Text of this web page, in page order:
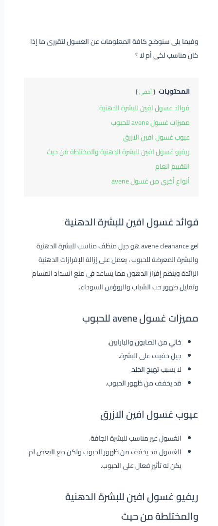
وفيما يلى سنوضح كافة المعلومات عن الغسول لتقررى ما إذا
كان مناسب لكى أم لا ؟
المحتويات أخفي
فوائد غسول افين للبشرة الدهنية
مميزات غسول avene للحبوب
عيوب غسول افين الازرق
ريفيو غسول افين للبشرة الدهنية والمختلطة من حيث
التقييم العام
أنواع أخرى من غسول avene
فوائد غسول افين للبشرة الدهنية
avene cleanance gel هو جيل منظف مناسب للبشرة الدهنية
والبشرة المعرضة للحبوب ، يعمل على إزالة الإفرازات الدهنية
الزائدة وينظم إفراز الدهون مما يساعد فى منع انسداد المسام
وتقليل ظهور حب الشباب والروؤس السوداء.
مميزات غسول avene للحبوب
خالي من الصابون والبارابين.
جيل خفيف على البشرة.
لا يسبب تهيج الجلد.
قد يخفف من ظهور الحبوب.
عيوب غسول افين الازرق
الغسول غير مناسب للبشرة الجافة.
الغسول قد يخفف من ظهور الحبوب ولكن مع البعض لم
يكن له تأثير فعال على الحبوب.
ريفيو غسول افين للبشرة الدهنية
والمختلطة من حيث